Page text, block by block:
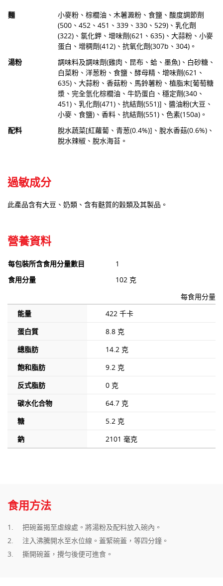
麵
小麥粉、棕櫚油、木薯澱粉、食鹽、酸度調節劑
(500、452、451、339、330、529)、乳化劑
(322)、氯化鉀、增味劑(621、635)、大蒜粉、小麥
蛋白、增稠劑(412)、抗氧化劑(307b、304)。
湯粉
調味料及調味劑(雞肉、昆布、蛤、墨魚)、白砂糖、
白菜粉、洋葱粉、食鹽、酵母精、增味劑(621、
635)、大蒜粉、香菇粉、馬鈴薯粉、植脂末[葡萄糖
漿、完全氫化棕櫚油、牛奶蛋白、穩定劑(340、
451)、乳化劑(471)、抗結劑(551)]、醬油粉(大豆、
小麥、食鹽)、香料、抗結劑(551)、色素(150a)。
配料
脫水蔬菜[紅蘿蔔、青葱(0.4%)]、脫水香菇(0.6%)、
脫水辣椒、脫水海苔。
過敏成分
此產品含有大豆、奶類、含有麩質的穀類及其製品。
營養資料
每包裝所含食用分量數目
1
食用分量
102 克
每食用分量
能量
422 千卡
蛋白質
8.8 克
總脂肪
14.2 克
飽和脂肪
9.2 克
反式脂肪
0 克
碳水化合物
64.7 克
糖
5.2 克
鈉
2101 毫克
食用方法
把碗蓋揭至虛線處。將湯粉及配料放入碗內。
注入沸騰開水至水位線。蓋緊碗蓋，等四分鐘。
撕開碗蓋，攪勻後便可進食。